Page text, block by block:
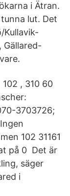
i Ätran.
lut. Det
Kullavik-
Gällared-
, 310 60
3703726;
102 31161
på 0 Det är
säger
i